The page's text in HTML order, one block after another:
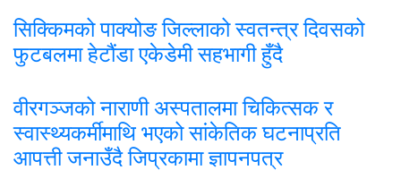
सिक्किमको पाक्योङ जिल्लाको स्वतन्त्र दिवसको
फुटबलमा हेटौंडा एकेडेमी सहभागी हुँदै
वीरगञ्जको नाराणी अस्पतालमा चिकित्सक र
स्वास्थ्यकर्मीमाथि भएको सांकेतिक घटनाप्रति
आपत्ती जनाउँदै जिप्रकामा ज्ञापनपत्र